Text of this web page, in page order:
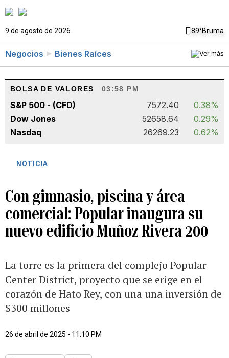
9 de agosto de 2026 89°Bruma
Negocios Bienes Raíces
BOLSA DE VALORES 03:58 PM
S&P 500 - (CFD) 7572.40
0.38%
Dow Jones
52658.64
0.29%
Nasdaq
26269.23 0.62%
NOTICIA
Con gimnasio, piscina y área
comercial: Popular inaugura su
nuevo edificio Muñoz Rivera 200
La torre es la primera del complejo Popular
Center District, proyecto que se erige en el
corazón de Hato Rey, con una una inversión de
$300 millones
26 de abril de 2025 - 11:10 PM